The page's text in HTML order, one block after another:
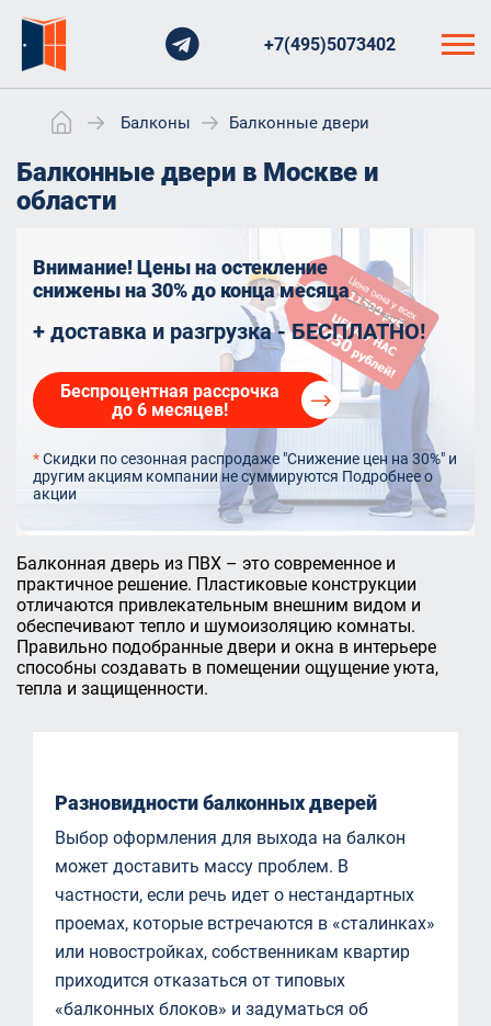
+7(495)5073402
Балконы Балконные двери
Балконные двери в Москве и
области
Внимание! Цены на остекление
снижены на 30%до конца месяца
+ доставка и разгрузка - БЕСПЛАТНО!
Беспроцентная рассрочка
до 6 месяцев!
*Скидки по сезонная распродаже "Снижение цен на 30%" и
другим акциям компании не суммируются Подробнее о
акции
Балконная дверь из ПВХ – это современное и
практичное решение. Пластиковые конструкции
отличаются привлекательным внешним видом и
обеспечивают тепло и шумоизоляцию комнаты.
Правильно подобранные двери и окна в интерьере
способны создавать в помещении ощущение уюта,
тепла и защищенности.
Разновидности балконных дверей
Выбор оформления для выхода на балкон
может доставить массу проблем. В
частности, если речь идет о нестандартных
проемах, которые встречаются в «сталинках»
или новостройках, собственникам квартир
приходится отказаться от типовых
«балконных блоков» и задуматься об